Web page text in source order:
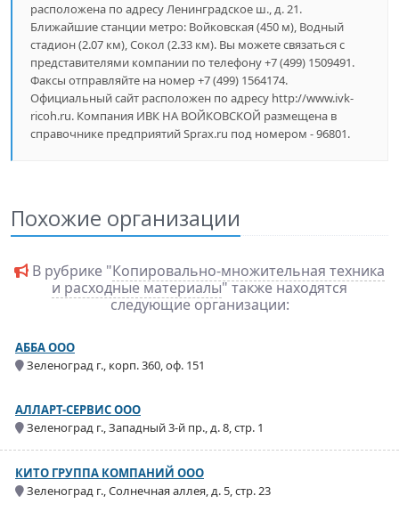
расположена по адресу Ленинградское ш., д. 21.
Ближайшие станции метро: Войковская (450 м), Водный
стадион (2.07 км), Сокол (2.33 км). Вы можете связаться с
представителями компании по телефону +7 (499) 1509491.
Факсы отправляйте на номер +7 (499) 1564174.
Официальный сайт расположен по адресу http://www.ivk-
ricoh.ru. Компания ИВК НА ВОЙКОВСКОЙ размещена в
справочнике предприятий Sprax.ru под номером - 96801.
Похожие организации
В рубрике "Копировально-множительная техника
и расходные материалы" также находятся
следующие организации:
АББА ООО
Зеленоград г., корп. 360, оф. 151
АЛЛАРТ-СЕРВИС ООО
Зеленоград г., Западный 3-й пр., д. 8, стр. 1
КИТО ГРУППА КОМПАНИЙ ООО
Зеленоград г., Солнечная аллея, д. 5, стр. 23